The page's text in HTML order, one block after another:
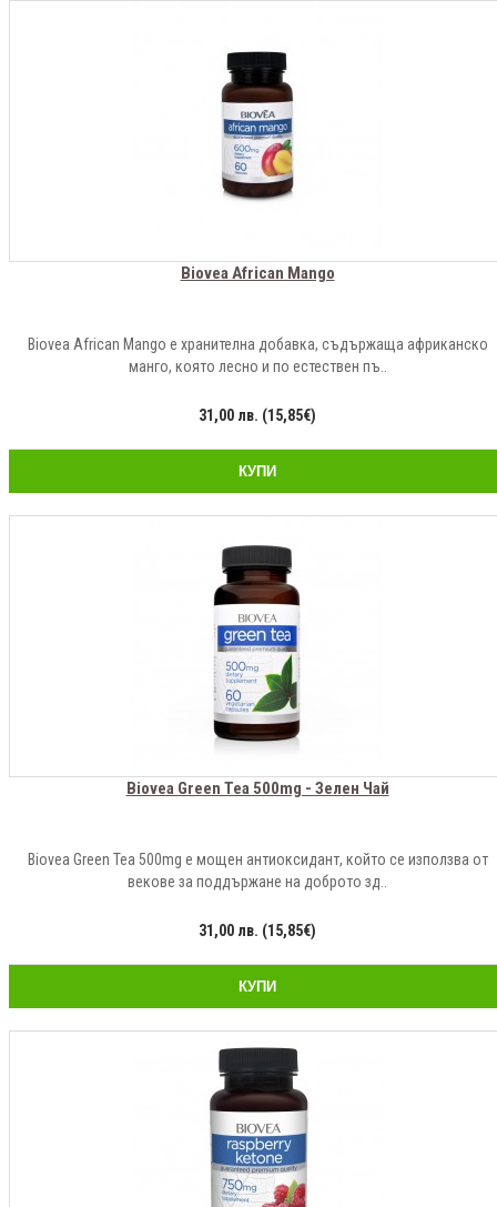
Biovea African Mango
Biovea African Mango e хранителна добавка, съдържаща африканско
манго, която лесно и по естествен пъ..
31,00 лв. (15,85€)
КУПИ
Biovea Green Tea 500mg - Зелен Чай
Biovea Green Tea 500mg е мощен антиоксидант, който се използва от
векове за поддържане на доброто зд..
31,00 лв. (15,85€)
КУПИ